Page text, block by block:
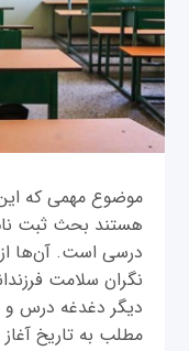
موضوع مهمی که این
هستند بحث ثبت
درسی است. آن‌ها
نگران سلامت
دیگر دغدغه درس و
مطلب به تاریخ آغاز سال